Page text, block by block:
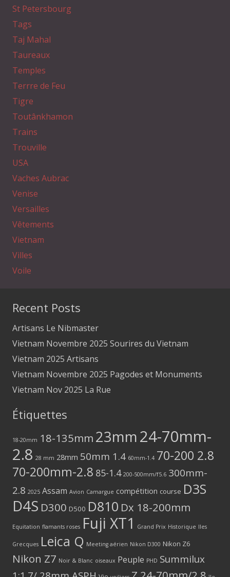
St Petersbourg
Tags
Taj Mahal
Taureaux
Temples
Terrre de Feu
Tigre
Toutânkhamon
Trains
Trouville
USA
Vaches Aubrac
Venise
Versailles
Vêtements
Vietnam
Villes
Voile
Recent Posts
Artisans Le Nibmaster
Vietnam Novembre 2025 Sourires du Vietnam
Vietnam 2025 Artisans
Vietnam Novembre 2025 Pagodes et Monuments
Vietnam Nov 2025 La Rue
Étiquettes
18-20mm 18-135mm 23mm24-70mm-
2.8 28 mm 28mm 50mm 1.4 60mm-1.4 70-200 2.8
70-200mm-2.8 85-1.4 200-500mm/f5.6 300mm-
2.8 2025 Assam Avion Camargue compétition course D3S
D4S D300 D500 D810 Dx 18-200mm
Equitation flamants roses Fuji XT1 Grand Prix Historique Iles
Grecques Leica Q Meeting aérien Nikon D300 Nikon Z6
Nikon Z7 Noir & Blanc oiseaux Peuple PHD Summilux